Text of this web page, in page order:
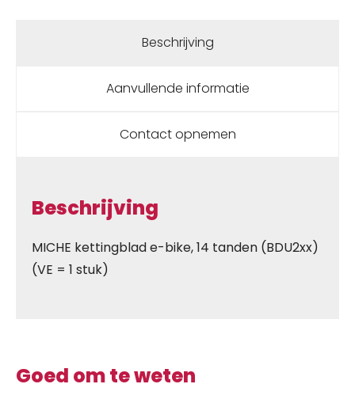
Beschrijving
Aanvullende informatie
Contact opnemen
Beschrijving
MICHE kettingblad e-bike, 14 tanden (BDU2xx)
(VE = 1 stuk)
Goed om te weten